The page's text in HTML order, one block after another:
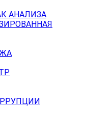
АНАЛИЗА